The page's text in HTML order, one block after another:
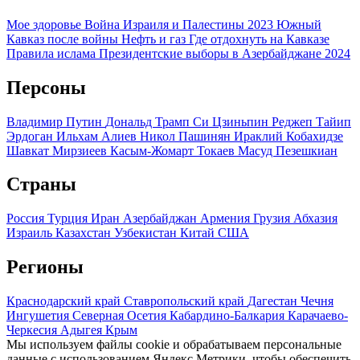
Мое здоровье Война Израиля и Палестины 2023 Южный
Кавказ после войны Нефть и газ Где отдохнуть на Кавказе
Правила ислама Президентские выборы в Азербайджане 2024
Персоны
Владимир Путин Дональд Трамп Си Цзиньпин Реджеп Тайип
Эрдоган Ильхам Алиев Никол Пашинян Ираклий Кобахидзе
Шавкат Мирзиеев Касым-Жомарт Токаев Масуд Пезешкиан
Страны
Россия Турция Иран Азербайджан Армения Грузия Абхазия
Израиль Казахстан Узбекистан Китай США
Регионы
Краснодарский край Ставропольский край Дагестан Чечня
Ингушетия Северная Осетия Кабардино-Балкария Карачаево-
Черкесия Адыгея Крым
Мы используем файлы cookie и обрабатываем персональные